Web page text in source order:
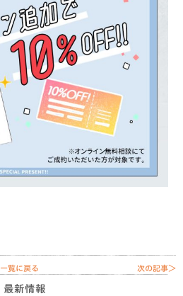
次の記事＞
一覧に戻る
最新情報